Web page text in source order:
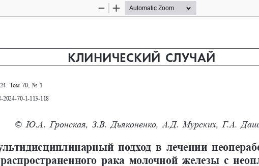
Zoom
Zoom
Том 70, No 1
2024-70-1-113-118
© Ю.А. Гронская, З.В. Дьяконенко, А.Д. Мурских, Г.А.
подход  в  лечении
рака  молочной  железы  с
КЛИНИЧЕСКИЙ СЛУЧАЙ